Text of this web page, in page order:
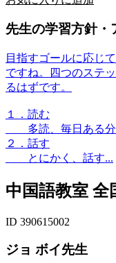
先生の学習方針・
目指すゴールに応じ
ですね。四つのステ
るはずです。
１．読む
多読、毎日ある分
２．話す
とにかく、話す...
中国語教室 全
ID 390615002
ジョ ボイ先生